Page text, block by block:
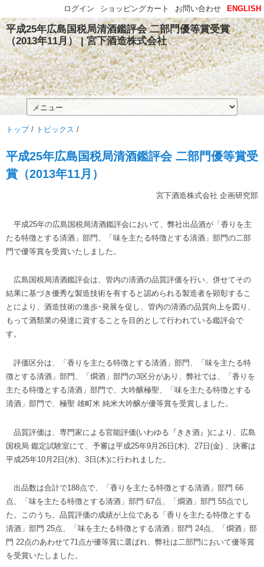
平成25年広島国税局清酒鑑評会 二部門優等賞受賞
（2013年11月） | 宮下酒造株式会社
トップ/ トピックス /
平成25年広島国税局清酒鑑評会 二部門優等賞受
賞（2013年11月）
宮下酒造株式会社 企画研究部
平成25年の広島国税局清酒鑑評会において、弊社出品酒が「香りを主
たる特徴とする清酒」部門、「味を主たる特徴とする清酒」部門の二部
門で優等賞を受賞いたしました。
広島国税局清酒鑑評会は、管内の清酒の品質評価を行い、併せてその
結果に基づき優秀な製造技術を有すると認められる製造者を顕彰するこ
とにより、酒造技術の進歩･発展を促し、管内の清酒の品質向上を図り、
もって酒類業の発達に資することを目的として行われている鑑評会で
す。
評価区分は、「香りを主たる特徴とする清酒」部門、「味を主たる特
徴とする清酒」部門、「燗酒」部門の3区分があり、弊社では、「香りを
主たる特徴とする清酒」部門で、大吟醸極聖、「味を主たる特徴とする
清酒」部門で、極聖 雄町米 純米大吟醸が優等賞を受賞しました。
品質評価は、専門家による官能評価(いわゆる『きき酒』)により、広島
国税局 鑑定試験室にて、予審は平成25年9月26日(木)、27日(金) 、決審は
平成25年10月2日(水)、3日(木)に行われました。
出品数は合計で188点で、「香りを主たる特徴とする清酒」部門 66
点、「味を主たる特徴とする清酒」部門 67点、「燗酒」部門 55点でし
た。このうち、品質評価の成績が上位である「香りを主たる特徴とする
清酒」部門 25点、「味を主たる特徴とする清酒」部門 24点、「燗酒」部
門 22点のあわせて71点が優等賞に選ばれ、弊社は二部門において優等賞
を受賞いたしました。
ENGLISH
お問い合わせ
ショッピングカート
ログイン